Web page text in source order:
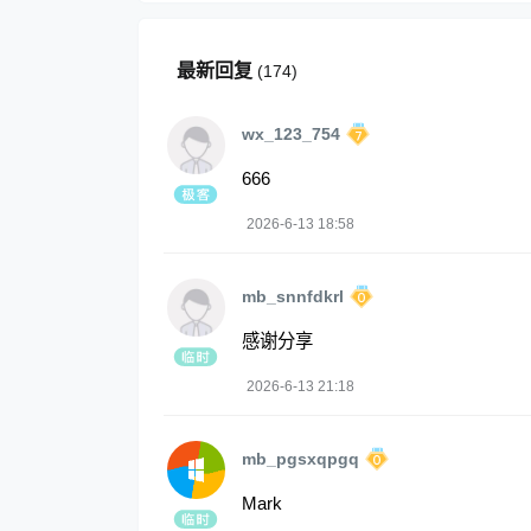
最新回复 (174)
wx_123_754
666
2026-6-13 18:58
mb_snnfdkrl
感谢分享
2026-6-13 21:18
mb_pgsxqpgq
Mark